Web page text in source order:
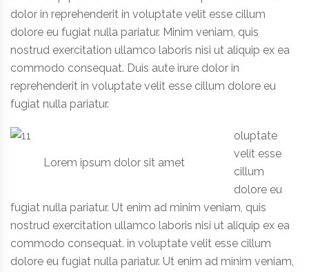
dolor in reprehenderit in voluptate velit esse cillum
dolore eu fugiat nulla pariatur. Minim veniam, quis
nostrud exercitation ullamco laboris nisi ut aliquip ex ea
commodo consequat. Duis aute irure dolor in
reprehenderit in voluptate velit esse cillum dolore eu
fugiat nulla pariatur.
Lorem ipsum dolor sit amet
oluptate
velit esse
cillum
dolore eu
fugiat nulla pariatur. Ut enim ad minim veniam, quis
nostrud exercitation ullamco laboris nisi ut aliquip ex ea
commodo consequat. in voluptate velit esse cillum
dolore eu fugiat nulla pariatur. Ut enim ad minim veniam,